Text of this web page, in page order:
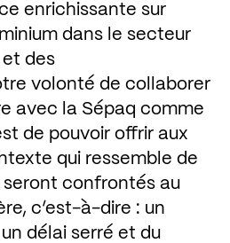
enrichissante sur
dans le secteur
des
volonté de collaborer
avec la Sépaq comme
de pouvoir offrir aux
qui ressemble de
seront confrontés au
c’est-à-dire : un
délai serré et du